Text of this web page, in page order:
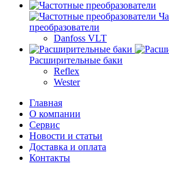
преобразователи
Danfoss VLT
Расширительные баки
Reflex
Wester
Главная
О компании
Сервис
Новости и статьи
Доставка и оплата
Контакты